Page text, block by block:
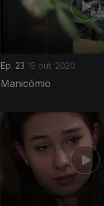
Ep. 23 15 out. 2020
Manicómio